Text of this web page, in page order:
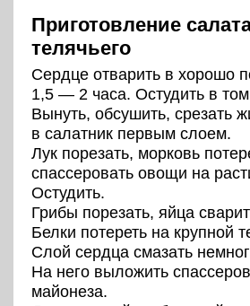
Приготовление
телячьего
Сердце отварить в хорошо
1,5 — 2 часа. Остудить в
Вынуть, обсушить, срезать
в салатник первым слоем.
Лук порезать, морковь
спассеровать овощи на
Остудить.
Грибы порезать, яйца
Белки потереть на крупной
Слой сердца смазать
На него выложить
майонеза.